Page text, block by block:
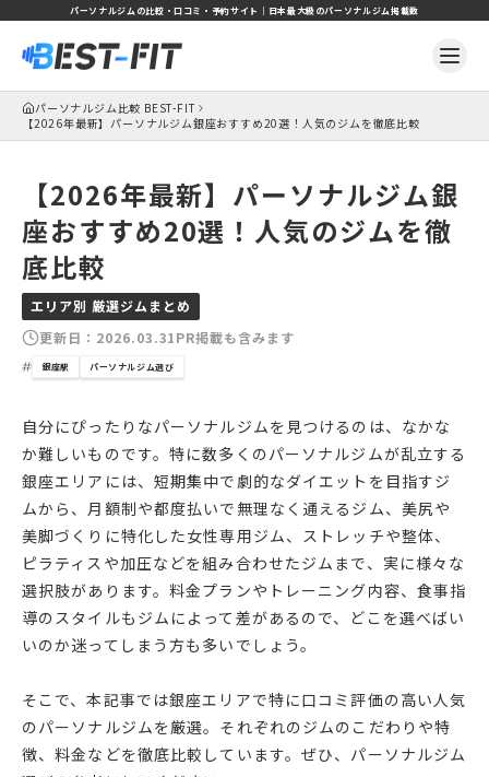
パーソナルジムの比較・口コミ・予約サイト｜日本最大級のパーソナルジム掲載数
パーソナルジム比較 BEST-FIT
【2026年最新】パーソナルジム銀座おすすめ20選！人気のジムを徹底比較
【2026年最新】パーソナルジム銀
座おすすめ20選！人気のジムを徹
底比較
エリア別 厳選ジムまとめ
更新日： 2026.03.31PR掲載も含みます
銀座駅 パーソナルジム選び
自分にぴったりなパーソナルジムを見つけるのは、なかな
か難しいものです。特に数多くのパーソナルジムが乱立する
銀座エリアには、短期集中で劇的なダイエットを目指すジ
ムから、月額制や都度払いで無理なく通えるジム、美尻や
美脚づくりに特化した女性専用ジム、ストレッチや整体、
ピラティスや加圧などを組み合わせたジムまで、実に様々な
選択肢があります。料金プランやトレーニング内容、食事指
導のスタイルもジムによって差があるので、どこを選べばい
いのか迷ってしまう方も多いでしょう。
そこで、本記事では銀座エリアで特に口コミ評価の高い人気
のパーソナルジムを厳選。それぞれのジムのこだわりや特
徴、料金などを徹底比較しています。ぜひ、パーソナルジム